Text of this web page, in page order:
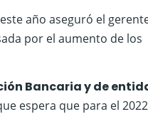
año aseguró el
por el aumento de los
Bancaria y de
espera que para el